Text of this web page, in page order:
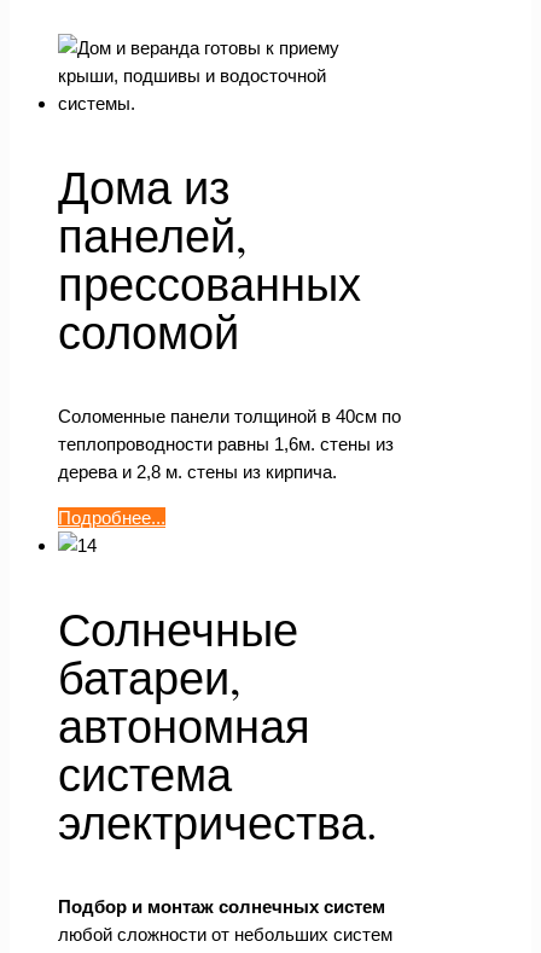
Дома из
панелей,
прессованных
соломой
Соломенные панели толщиной в 40см по
теплопроводности равны 1,6м. стены из
дерева и 2,8 м. стены из кирпича.
Подробнее...
Солнечные
батареи,
автономная
система
электричества.
Подбор и монтаж солнечных систем
любой сложности от небольших систем